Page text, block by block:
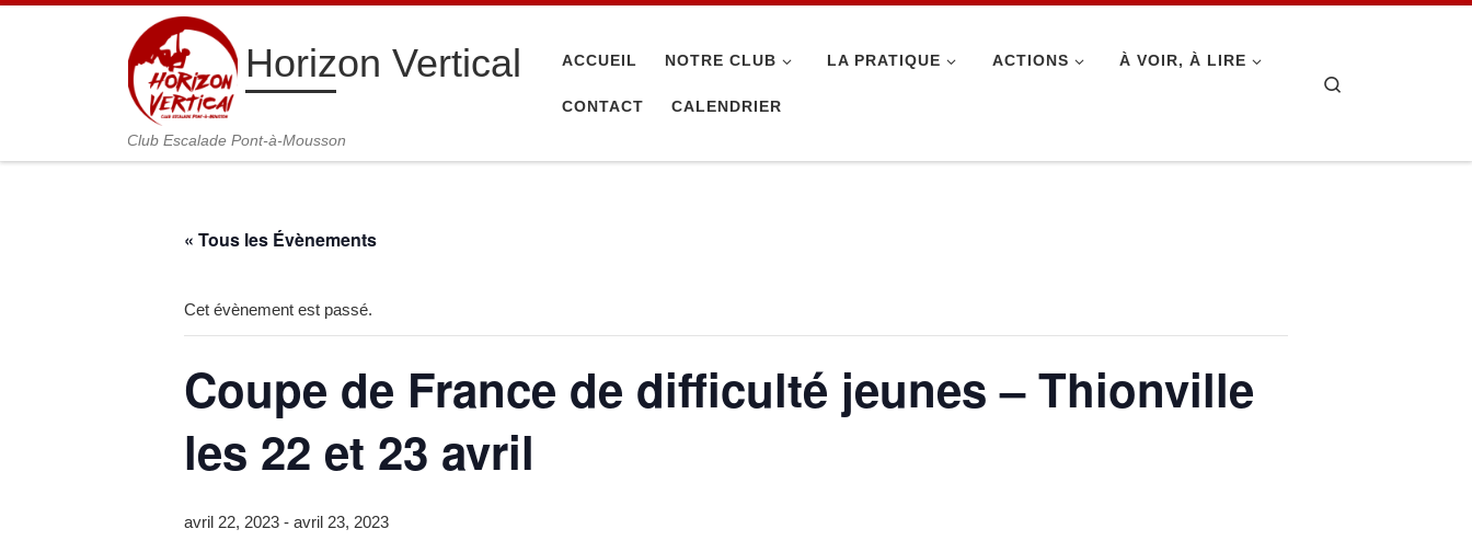
Passer au contenu
Horizon Vertical
Club Escalade Pont-à-Mousson
ACCUEIL NOTRE CLUB LA PRATIQUE ACTIONS À VOIR, À LIRE
CONTACT CALENDRIER
« Tous les Évènements
Cet évènement est passé.
Coupe de France de difficulté jeunes – Thionville
les 22 et 23 avril
avril 22, 2023 - avril 23, 2023